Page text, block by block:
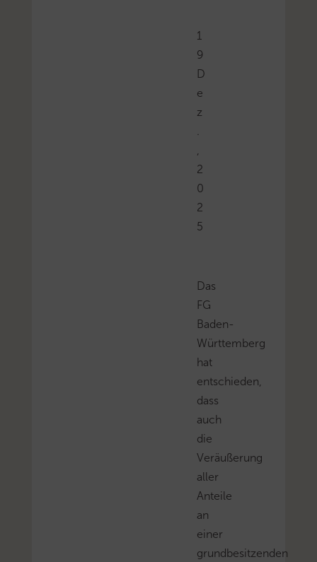
1
9
D
e
z
2
0
2
5
Das
FG
Baden-
Württemberg
hat
entschieden,
dass
auch
die
Veräußerung
aller
Anteile
an
einer
grundbesitzenden